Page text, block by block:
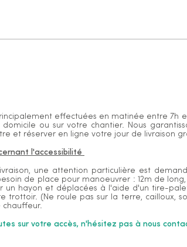
effectuées en matinée entre 7h
ou sur votre chantier. Nous
et réserver en ligne votre jour de livraison
l'accessibilité
une attention particulière est
de place pour manoeuvrer : 12m de
un hayon et déplacées à l'aide d'un tire-
trottoir. (Ne roule pas sur la terre, cailloux,
sur votre accès, n'hésitez pas à nous